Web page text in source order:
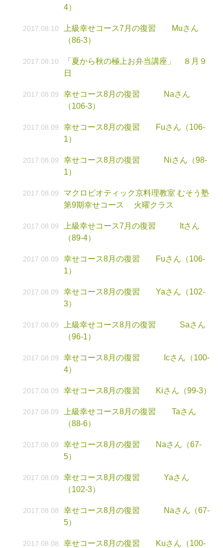
4）
2017.08.10
上級幸せコース7月の復習 Muさん
（86-3）
2017.08.10
「夏から秋の極上お弁当講座」 ８月９
日
2017.08.09
幸せコース8月の復習 Naさん
（106-3）
2017.08.09
幸せコース8月の復習 Fuさん（106-
1）
2017.08.09
幸せコース8月の復習 Niさん（98-
1）
2017.08.09
マクロビオティック京料理教室 むそう塾
第9期幸せコース 火曜クラス
2017.08.09
上級幸せコース7月の復習 Itさん
（89-4）
2017.08.09
幸せコース8月の復習 Fuさん（106-
1）
2017.08.09
幸せコース8月の復習 Yaさん（102-
3）
2017.08.09
上級幸せコース8月の復習 Saさん
（96-1）
2017.08.09
幸せコース8月の復習 Icさん（100-
4）
2017.08.09 幸せコース8月の復習 Kiさん（99-3）
2017.08.09
上級幸せコース8月の復習 Taさん
（88-6）
2017.08.09
幸せコース8月の復習 Naさん（67-
5）
2017.08.09
幸せコース8月の復習 Yaさん
（102-3）
2017.08.08
幸せコース8月の復習 Naさん（67-
5）
2017.08.08
幸せコース8月の復習 Kuさん（100-